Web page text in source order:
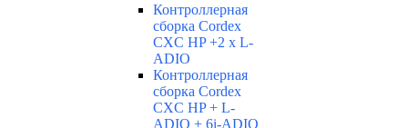
Контроллерная
сборка Cordex
CXC HP +2 x L-
ADIO
Контроллерная
сборка Cordex
CXC HP + L-
ADIO + 6i-ADIO